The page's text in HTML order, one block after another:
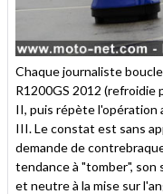
Chaque journaliste
R1200GS 2012 (refroidie
II, puis répète l'opération
III. Le constat est sans
demande de
tendance à "tomber",
et neutre à la mise sur